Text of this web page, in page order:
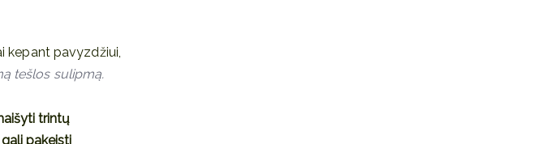
kepant pavyzdžiui,
tešlos sulipmą.
trintų
pakeisti